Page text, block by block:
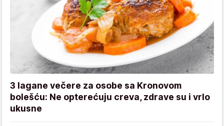
3 lagane večere za osobe sa Kronovom
bolešću: Ne opterećuju creva, zdrave su i vrlo
ukusne